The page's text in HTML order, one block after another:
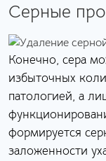
Серные
Конечно, сера
избыточных
патологией, а
формируется
заложенности